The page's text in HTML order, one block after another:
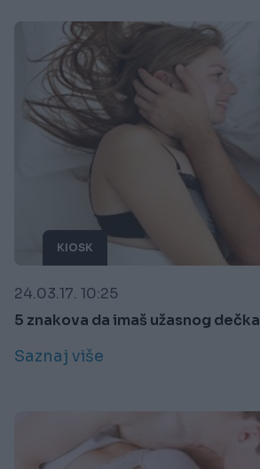
KIOSK
24.03.17. 10:25
5 znakova da imaš užasnog dečka
Saznaj više